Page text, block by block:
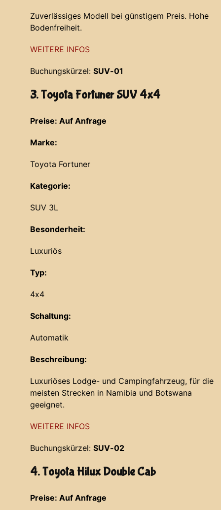
Zuverlässiges Modell bei günstigem Preis. Hohe
Bodenfreiheit.
WEITERE INFOS
Buchungskürzel: SUV-01
3. Toyota Fortuner SUV 4x4
Preise: Auf Anfrage
Marke:
Toyota Fortuner
Kategorie:
SUV 3L
Besonderheit:
Luxuriös
Typ:
4x4
Schaltung:
Automatik
Beschreibung:
Luxuriöses Lodge- und Campingfahrzeug, für die
meisten Strecken in Namibia und Botswana
geeignet.
WEITERE INFOS
Buchungskürzel: SUV-02
4. Toyota Hilux Double Cab
Preise: Auf Anfrage